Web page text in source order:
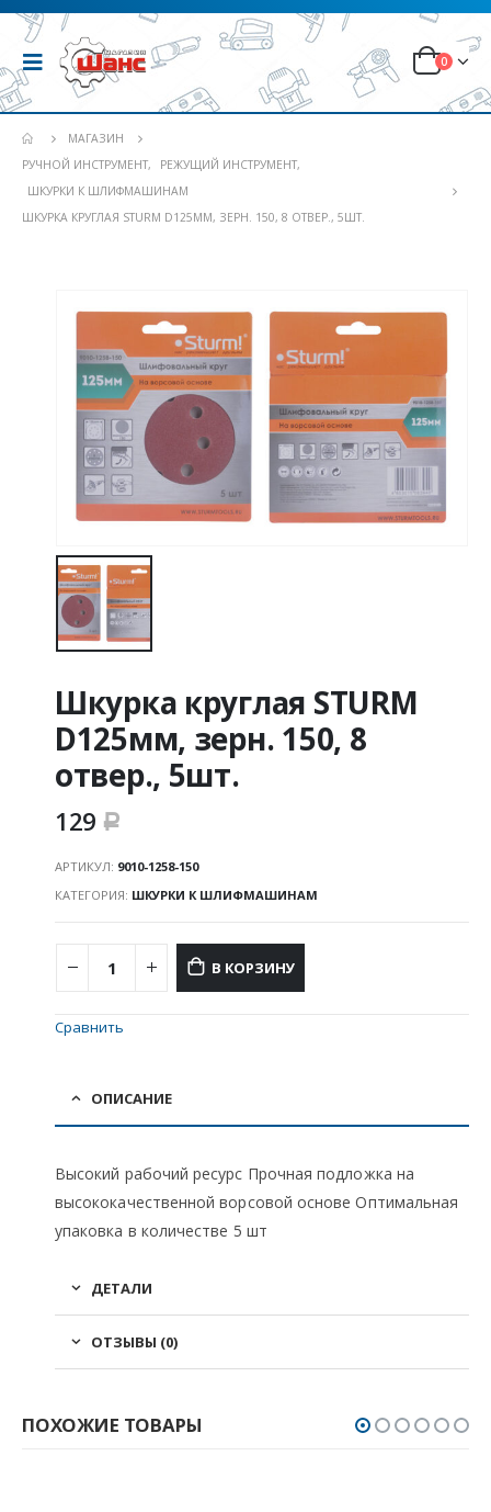
0
МАГАЗИН
РУЧНОЙ ИНСТРУМЕНТ, РЕЖУЩИЙ ИНСТРУМЕНТ,
ШКУРКИ К ШЛИФМАШИНАМ
ШКУРКА КРУГЛАЯ STURM D125ММ, ЗЕРН. 150, 8 ОТВЕР., 5ШТ.
Шкурка круглая STURM
D125мм, зерн. 150, 8
отвер., 5шт.
129 Р
АРТИКУЛ: 9010-1258-150
КАТЕГОРИЯ: ШКУРКИ К ШЛИФМАШИНАМ
В КОРЗИНУ
Сравнить
ОПИСАНИЕ
Высокий рабочий ресурс Прочная подложка на
высококачественной ворсовой основе Оптимальная
упаковка в количестве 5 шт
ДЕТАЛИ
ОТЗЫВЫ (0)
ПОХОЖИЕ ТОВАРЫ